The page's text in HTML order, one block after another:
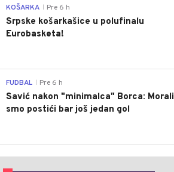
KOŠARKA Pre 6 h
Srpske košarkašice u polufinalu
Eurobasketa!
FUDBAL Pre 6 h
Savić nakon "minimalca" Borca: Morali
smo postići bar još jedan gol